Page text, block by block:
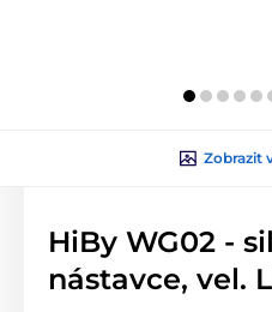
Zobrazit
HiBy WG02 -
nástavce, vel.